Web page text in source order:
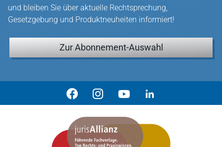
und bleiben Sie über aktuelle Rechtsprechung,
Gesetzgebung und Produktneuheiten informiert!
Zur Abonnement-Auswahl